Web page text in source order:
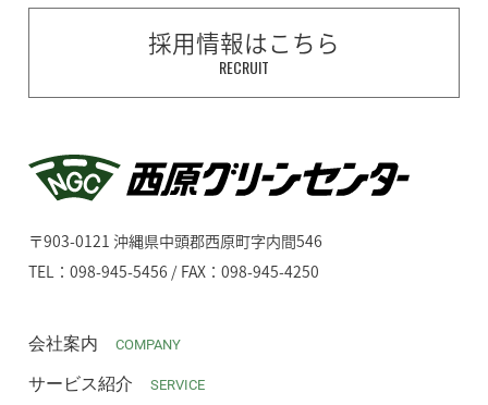
採用情報はこちら
RECRUIT
〒903-0121 沖縄県中頭郡西原町字内間546
TEL：098-945-5456 / FAX：098-945-4250
会社案内 COMPANY
サービス紹介 SERVICE